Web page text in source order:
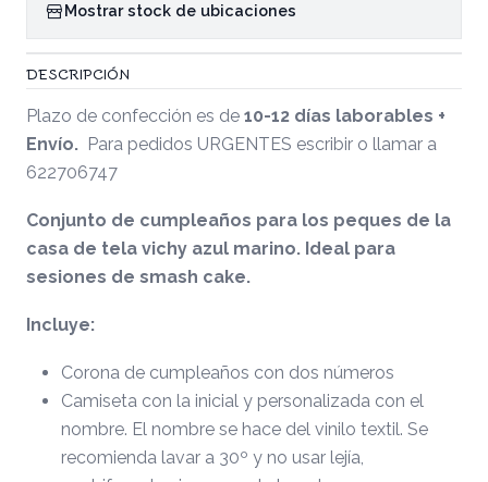
Mostrar stock de ubicaciones
DESCRIPCIÓN
Plazo de confección es de 10-12 días laborables +
Envío. Para pedidos URGENTES escribir o llamar a
622706747
Conjunto de cumpleaños para los peques de la
casa de tela vichy azul marino. Ideal para
sesiones de smash cake.
Incluye:
Corona de cumpleaños con dos números
Camiseta con la inicial y personalizada con el
nombre. El nombre se hace del vinilo textil. Se
recomienda lavar a 30º y no usar lejía,